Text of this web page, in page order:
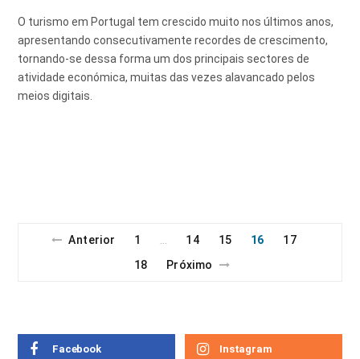
O turismo em Portugal tem crescido muito nos últimos anos,
apresentando consecutivamente recordes de crescimento,
tornando-se dessa forma um dos principais sectores de
atividade económica, muitas das vezes alavancado pelos
meios digitais.
Anterior 1 … 14 15 16
17
18
Próximo
Facebook Instagram